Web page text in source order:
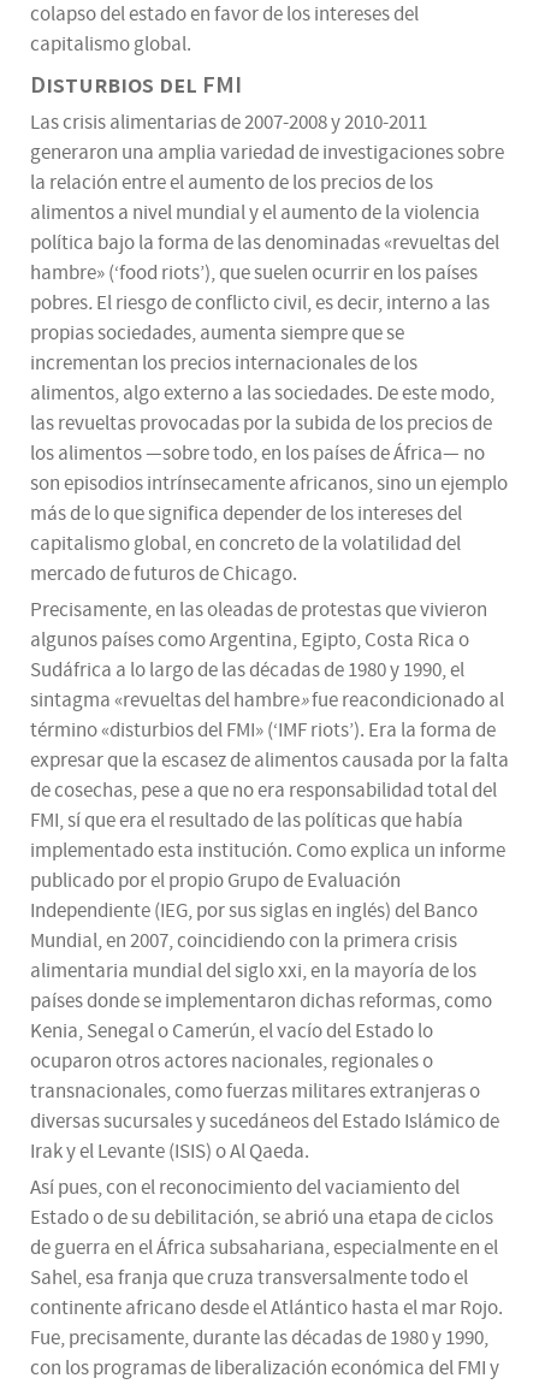
colapso del estado en favor de los intereses del
capitalismo global.
Disturbios del FMI
Las crisis alimentarias de 2007-2008 y 2010-2011
generaron una amplia variedad de investigaciones sobre
la relación entre el aumento de los precios de los
alimentos a nivel mundial y el aumento de la violencia
política bajo la forma de las denominadas «revueltas del
hambre» (‘food riots’), que suelen ocurrir en los países
pobres.El riesgo de conflicto civil, es decir, interno a las
propias sociedades, aumenta siempre que se
incrementan los precios internacionales de los
alimentos, algo externo a las sociedades. De este modo,
las revueltas provocadas por la subida de los precios de
los alimentos —sobre todo, en los países de África— no
son episodios intrínsecamente africanos, sino un ejemplo
más de lo que significa depender de los intereses del
capitalismo global, en concreto de la volatilidad del
mercado de futuros de Chicago.
Precisamente, en las oleadas de protestas que vivieron
algunos países como Argentina, Egipto, Costa Rica o
Sudáfrica a lo largo de las décadas de 1980 y 1990, el
sintagma «revueltas del hambre»fue reacondicionado al
término «disturbios del FMI» (‘IMF riots’). Era la forma de
expresar que la escasez de alimentos causada por la falta
de cosechas, pese a que no era responsabilidad total del
FMI, sí que era el resultado de las políticas que había
implementado esta institución. Como explica un informe
publicado por el propio Grupo de Evaluación
Independiente (IEG, por sus siglas en inglés) del Banco
Mundial, en 2007, coincidiendo con la primera crisis
alimentaria mundial del siglo xxi, en la mayoría de los
países donde se implementaron dichas reformas, como
Kenia, Senegal o Camerún, el vacío del Estado lo
ocuparon otros actores nacionales, regionales o
transnacionales, como fuerzas militares extranjeras o
diversas sucursales y sucedáneos del Estado Islámico de
Irak y el Levante (ISIS) o Al Qaeda.
Así pues, con el reconocimiento del vaciamiento del
Estado o de su debilitación, se abrió una etapa de ciclos
de guerra en el África subsahariana, especialmente en el
Sahel, esa franja que cruza transversalmente todo el
continente africano desde el Atlántico hasta el mar Rojo.
Fue, precisamente, durante las décadas de 1980 y 1990,
con los programas de liberalización económica del FMI y